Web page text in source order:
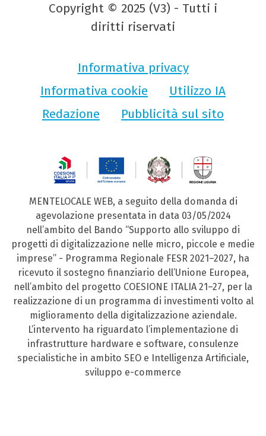
Copyright © 2025 (V3) - Tutti i
diritti riservati
Informativa privacy
Informativa cookie
Utilizzo IA
Redazione
Pubblicità sul sito
MENTELOCALE WEB, a seguito della domanda di
agevolazione presentata in data 03/05/2024
nell’ambito del Bando “Supporto allo sviluppo di
progetti di digitalizzazione nelle micro, piccole e medie
imprese” - Programma Regionale FESR 2021–2027, ha
ricevuto il sostegno finanziario dell’Unione Europea,
nell’ambito del progetto COESIONE ITALIA 21–27, per la
realizzazione di un programma di investimenti volto al
miglioramento della digitalizzazione aziendale.
L’intervento ha riguardato l’implementazione di
infrastrutture hardware e software, consulenze
specialistiche in ambito SEO e Intelligenza Artificiale,
sviluppo e-commerce